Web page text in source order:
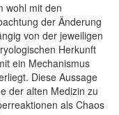
wohl mit den
der Änderung
von der jeweiligen
Herkunft
ein Mechanismus
Diese Aussage
der alten Medizin zu
als Chaos